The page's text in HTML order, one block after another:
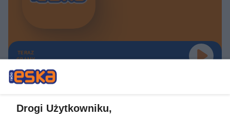
TERAZ
GRAMY
Drogi Użytkowniku,